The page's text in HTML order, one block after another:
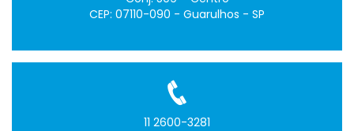
CEP: 07110-090 - Guarulhos - SP
11 2600-3281